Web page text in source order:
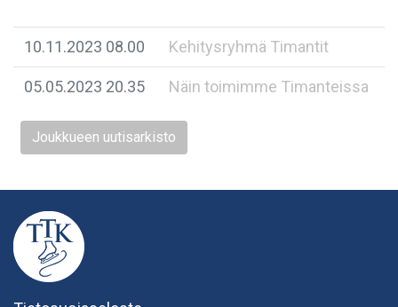
10.11.2023 08.00 Kehitysryhmä Timantit
05.05.2023 20.35 Näin toimimme Timanteissa
Joukkueen uutisarkisto